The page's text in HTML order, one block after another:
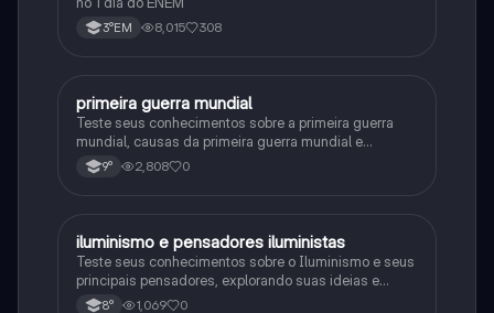
3°EM 8,015 308
História
primeira guerra mundial
Teste seus conhecimentos sobre a primeira guerra
mundial, causas da primeira guerra mundial e
consequências da Primeira Guerra Mundial, fases da
primeira guerra mundial
9° 2,808 0
História
iluminismo e pensadores iluministas
Teste seus conhecimentos sobre o Iluminismo e seus
principais pensadores, explorando suas ideias e
impacto histórico.
8° 1,069 0